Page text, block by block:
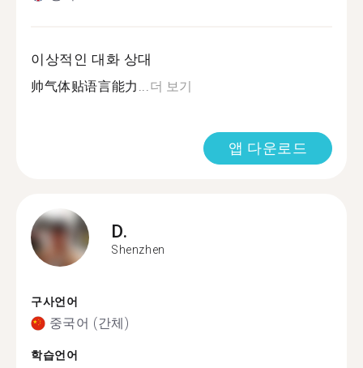
이상적인 대화 상대
帅气体贴语言能力... 더 보기
앱 다운로드
D.
Shenzhen
구사언어
중국어 (간체)
학습언어